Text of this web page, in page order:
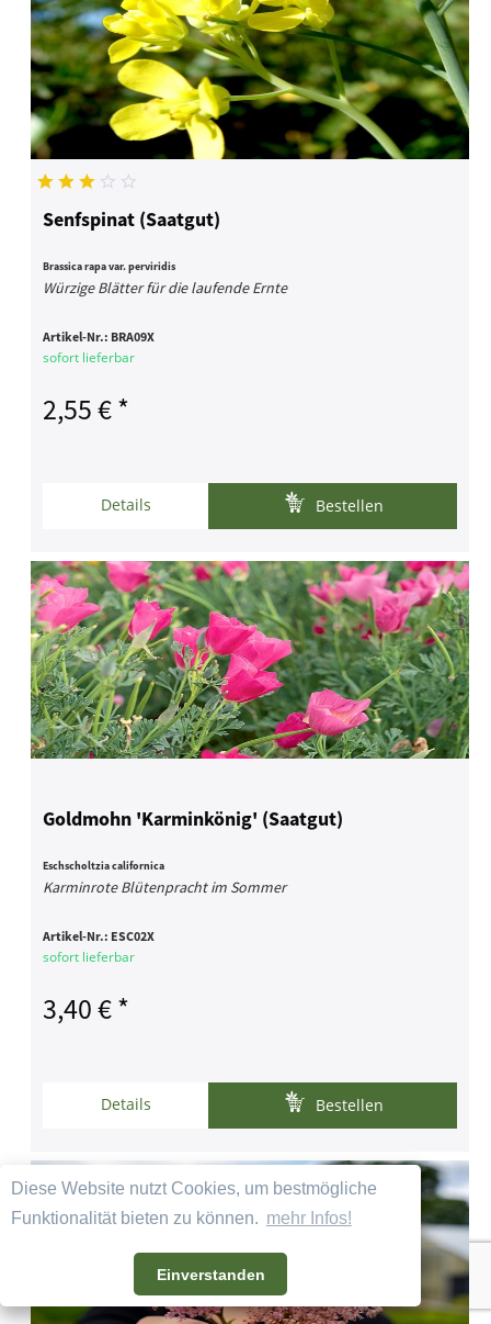
Diese Website nutzt Cookies, um bestmögliche
Funktionalität bieten zu können. mehr Infos!
Einverstanden
Senfspinat (Saatgut)
Brassica rapa var. perviridis
Würzige Blätter für die laufende Ernte
Artikel-Nr.: BRA09X
sofort lieferbar
2,55 € *
Details Bestellen
Goldmohn 'Karminkönig' (Saatgut)
Eschscholtzia californica
Karminrote Blütenpracht im Sommer
Artikel-Nr.: ESC02X
sofort lieferbar
3,40 € *
Details Bestellen